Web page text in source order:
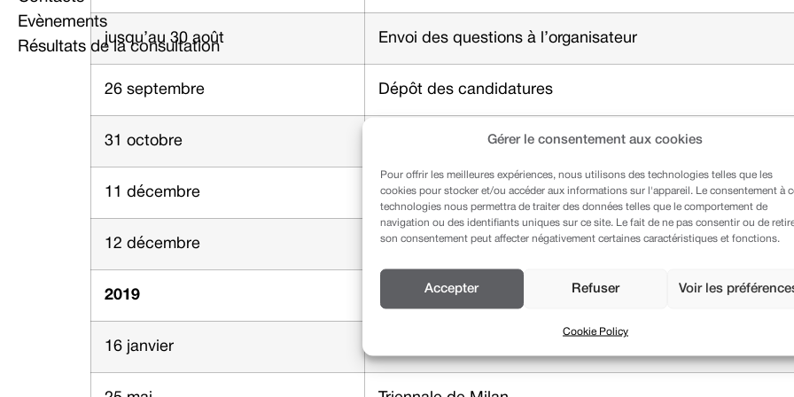
Gérer le consentement aux cookies
Pour offrir les meilleures expériences, nous utilisons des technologies telles que les
cookies pour stocker et/ou accéder aux informations sur l'appareil. Le consentement à
technologies nous permettra de traiter des données telles que le comportement de
navigation ou des identifiants uniques sur ce site. Le fait de ne pas consentir ou de
son consentement peut affecter négativement certaines caractéristiques et fonctions.
Accepter Refuser Voir les
Cookie Policy
Evènements
Résultats de la consultation
jusqu’au 30 août Envoi des questions à l’organisateur
26 septembre Dépôt des candidatures
31 octobre Annonce des équipes sélectionnées
11 décembre Premier dialogue de coordination
12 décembre Conférences à l’attention des équipes
2019
16 janvier